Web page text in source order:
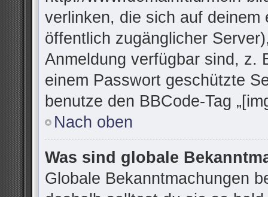
verlinken, die sich auf
öffentlich zugänglicher
Anmeldung verfügbar sind, z.
einem Passwort geschützte
benutze den BBCode-Tag
Nach oben
Was sind globale
Globale Bekanntmachungen